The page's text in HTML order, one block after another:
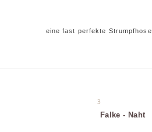
eine fast perfekte Strumpfhose
3
Falke - Naht